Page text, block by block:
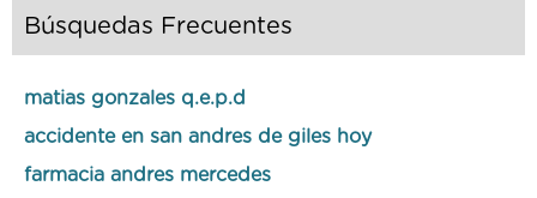
Búsquedas Frecuentes
matias gonzales q.e.p.d
accidente en san andres de giles hoy
farmacia andres mercedes